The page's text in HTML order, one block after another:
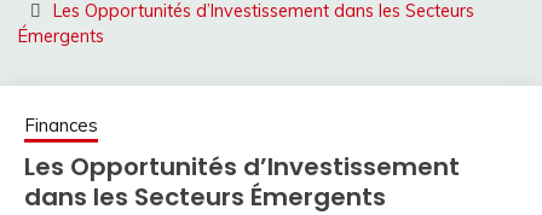
Les Opportunités d’Investissement dans les Secteurs
Émergents
Finances
Les Opportunités d’Investissement
dans les Secteurs Émergents